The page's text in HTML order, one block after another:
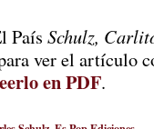
País Schulz,
ver el artículo
en PDF.